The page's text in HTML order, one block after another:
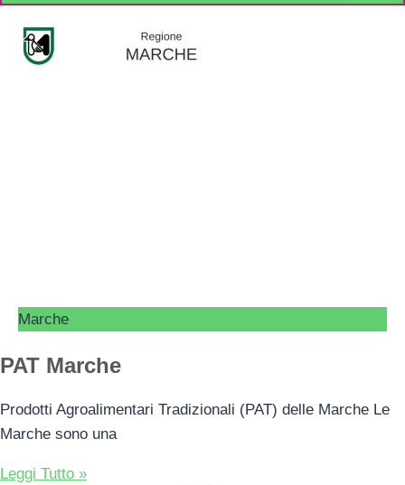
Marche
PAT Marche
Prodotti Agroalimentari Tradizionali (PAT) delle Marche Le
Marche sono una
Leggi Tutto »